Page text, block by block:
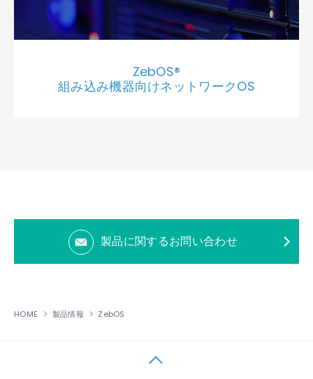
ZebOS®
組み込み機器向けネットワークOS
製品に関するお問い合わせ
HOME 製品情報 ZebOS